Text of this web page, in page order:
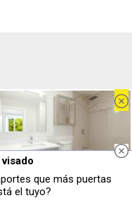
estos 5 consejos?
infalibles para eliminar la
que más puertas
el tuyo?